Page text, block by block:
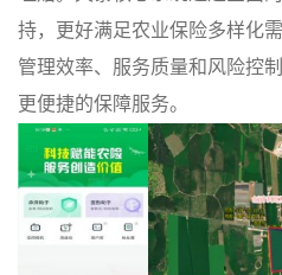
持，更好满足农业保险多样化
管理效率、服务质量和风险控
更便捷的保障服务。